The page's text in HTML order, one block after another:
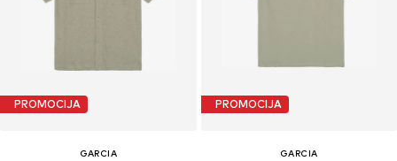
PROMOCIJA
GARCIA
PROMOCIJA
GARCIA